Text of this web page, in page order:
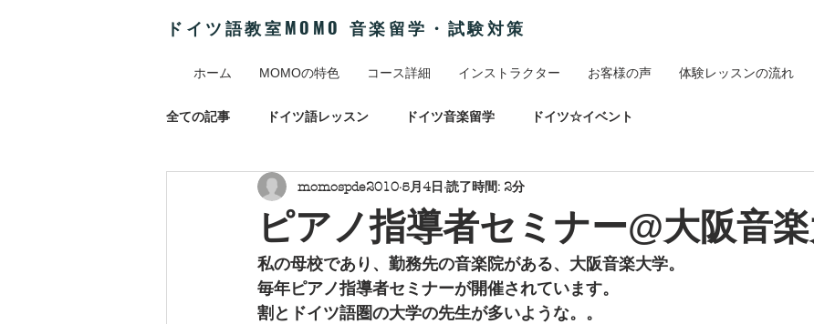
ドイツ語教室MOMO 音楽留学・試験対策
ホーム MOMOの特色 コース詳細 インストラクター お客様の声 体験レッスンの流れ
全ての記事 ドイツ語レッスン ドイツ音楽留学 ドイツ☆イベント
ピアノ指導者セミナー@大阪音
momospde2010 5月4日 読了時間: 2分
私の母校であり、勤務先の音楽院がある、大阪音楽大学。
毎年ピアノ指導者セミナーが開催されています。
割とドイツ語圏の大学の先生が多いような。。